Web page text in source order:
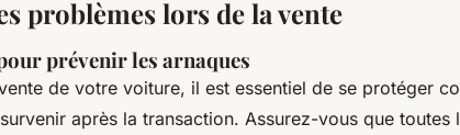
problèmes lors de la vente
prévenir les arnaques
de votre voiture, il est essentiel de se protéger
après la transaction. Assurez-vous que toutes